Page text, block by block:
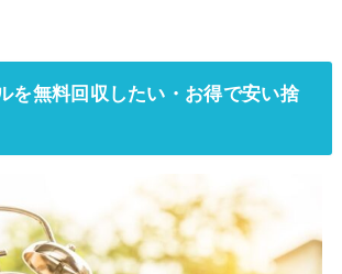
を無料回収したい・お得で安い捨